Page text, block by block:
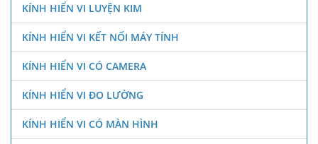
KÍNH HIỂN VI LUYỆN KIM
KÍNH HIỂN VI KẾT NỐI MÁY TÍNH
KÍNH HIỂN VI CÓ CAMERA
KÍNH HIỂN VI ĐO LƯỜNG
KÍNH HIỂN VI CÓ MÀN HÌNH